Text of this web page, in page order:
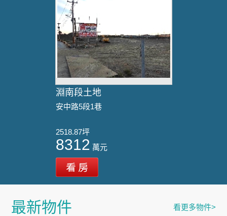
淵南段土地
安中路5段1巷
2518.87坪
8312 萬元
最新物件 看更多物件>